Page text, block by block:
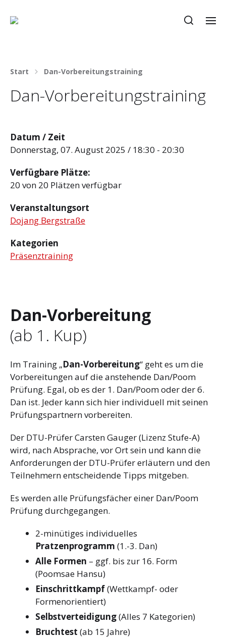
Start Dan-Vorbereitungstraining
Dan-Vorbereitungstraining
Datum / Zeit
Donnerstag, 07. August 2025 / 18:30 - 20:30
Verfügbare Plätze:
20 von 20 Plätzen verfügbar
Veranstaltungsort
Dojang Bergstraße
Kategorien
Präsenztraining
Dan-Vorbereitung
(ab 1. Kup)
Im Training „Dan-Vorbereitung“ geht es um die
Vorbereitungen auf die anstehende Dan/Poom
Prüfung. Egal, ob es der 1. Dan/Poom oder der 6.
Dan ist. Jeder kann sich hier individuell mit seinen
Prüfungspartnern vorbereiten.
Der DTU-Prüfer Carsten Gauger (Lizenz Stufe-A)
wird, nach Absprache, vor Ort sein und kann die
Anforderungen der DTU-Prüfer erläutern und den
Teilnehmern entscheidende Tipps mitgeben.
Es werden alle Prüfungsfächer einer Dan/Poom
Prüfung durchgegangen.
2-minütiges individuelles
Pratzenprogramm (1.-3. Dan)
Alle Formen – ggf. bis zur 16. Form
(Poomsae Hansu)
Einschrittkampf(Wettkampf- oder
Formenorientiert)
Selbstverteidigung(Alles 7 Kategorien)
Bruchtest (ab 15 Jahre)